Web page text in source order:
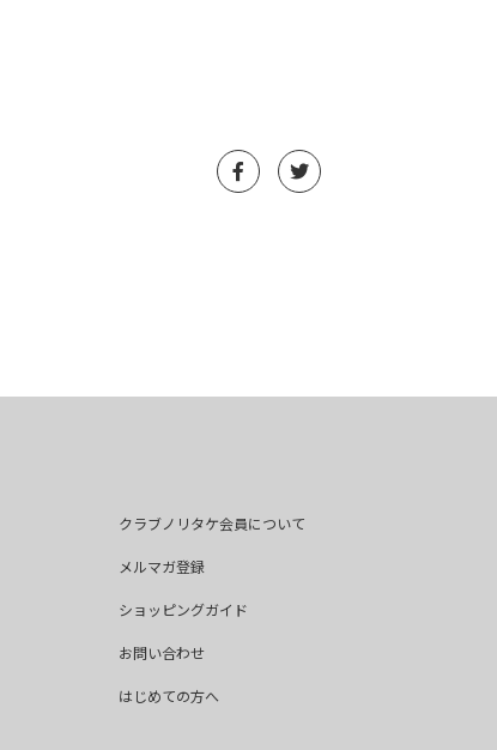
クラブノリタケ会員について
メルマガ登録
ショッピングガイド
お問い合わせ
はじめての方へ